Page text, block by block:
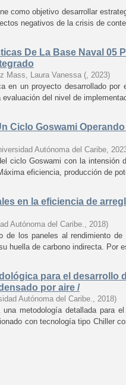
como objetivo desarrollar
negativos de la crisis de
De La Base Naval 05
Mass, Laura Vanessa (, 2023)
en un proyecto desarrollado
del nivel de
Ciclo Goswami
Autónoma del Caribe,
ciclo Goswami con la intensión
eficiencia, producción de
en la eficiencia de
Autónoma del Caribe., 2018)
de los paneles al rendimiento
huella de carbono indirecta. Por
para el desarrollo
por aire /
Autónoma del Caribe., 2018)
metodología detallada para
con tecnología tipo Chiller